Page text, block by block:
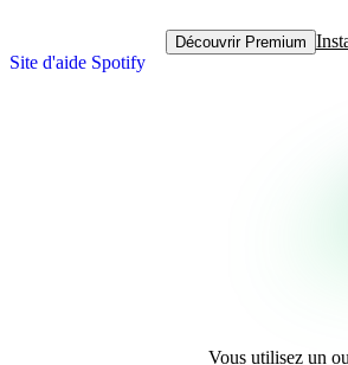
Site d'aide Spotify
Découvrir Premium
Vous utilisez un